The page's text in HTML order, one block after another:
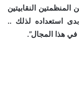
المنظمتين النقابيتين
استعداده لذلك ..
في هذا المجال”.